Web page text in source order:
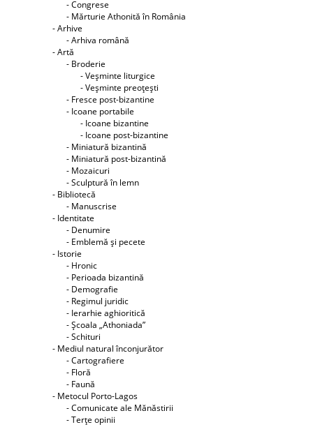
- Congrese
- Mărturie Athonită în România
- Arhive
- Arhiva română
- Artă
- Broderie
- Veşminte liturgice
- Veşminte preoţeşti
- Fresce post-bizantine
- Icoane portabile
- Icoane bizantine
- Icoane post-bizantine
- Miniatură bizantină
- Miniatură post-bizantină
- Mozaicuri
- Sculptură în lemn
- Bibliotecă
- Manuscrise
- Identitate
- Denumire
- Emblemă şi pecete
- Istorie
- Hronic
- Perioada bizantină
- Demografie
- Regimul juridic
- Ierarhie aghioritică
- Şcoala „Athoniada”
- Schituri
- Mediul natural înconjurător
- Cartografiere
- Floră
- Faună
- Metocul Porto-Lagos
- Comunicate ale Mănăstirii
- Terţe opinii